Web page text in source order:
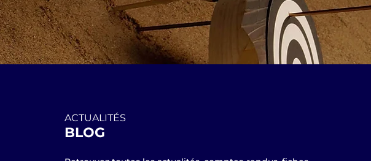
ACTUALITÉS
BLOG